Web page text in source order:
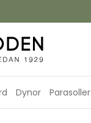
Dynor Parasoller